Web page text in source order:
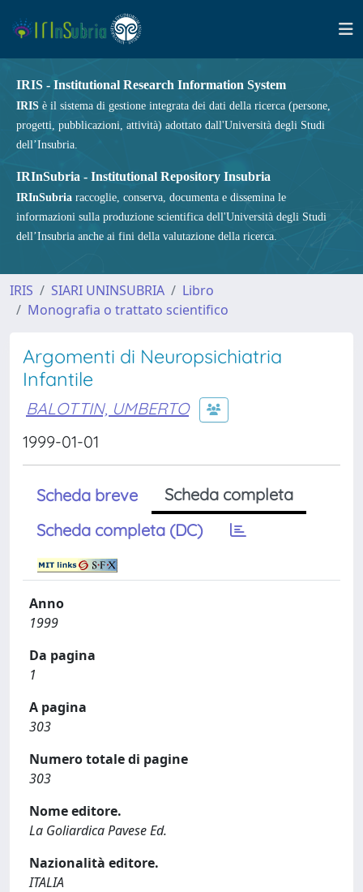
IRIS - Institutional Research Information System
IRIS è il sistema di gestione integrata dei dati della ricerca (persone,
progetti, pubblicazioni, attività) adottato dall'Università degli Studi
dell’Insubria.
IRInSubria - Institutional Repository Insubria
IRInSubria raccoglie, conserva, documenta e dissemina le
informazioni sulla produzione scientifica dell'Università degli Studi
dell’Insubria anche ai fini della valutazione della ricerca.
IRIS SIARI UNINSUBRIA
Libro
Monografia o trattato scientifico
Argomenti di Neuropsichiatria
Infantile
BALOTTIN, UMBERTO
1999-01-01
Scheda breve
Scheda completa
Scheda completa (DC)
Anno
1999
Da pagina
1
A pagina
303
Numero totale di pagine
303
Nome editore.
La Goliardica Pavese Ed.
Nazionalità editore.
ITALIA